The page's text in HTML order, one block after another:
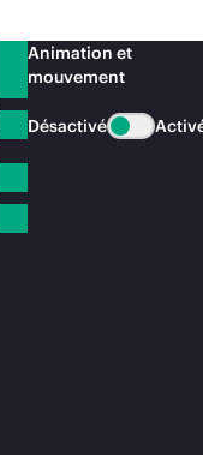
Animation et
mouvement
Désactivé